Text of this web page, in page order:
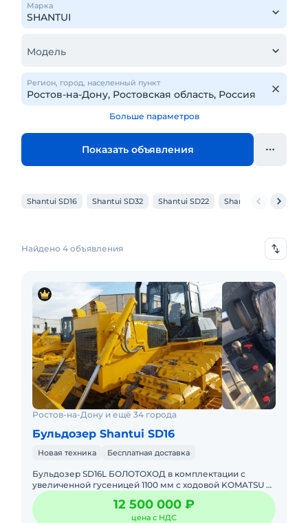
Марка
Модель
Регион, город, населенный пункт
Больше параметров
Показать объявления
Shantui SD16 Shantui SD32 Shantui SD22 Shantui SD23
Найдено 4 объявления
Ростов-на-Дону и ещё 34 города
Бульдозер Shantui SD16
Новая техника Бесплатная доставка
Бульдозер SD16L БОЛОТОХОД в комплектации с
увеличенной гусеницей 1100 мм с ходовой KOMATSU и
коробкой SHANTUI с большим ассортиментом
навесного оборудования в н
12 500 000 ₽
цена с НДС